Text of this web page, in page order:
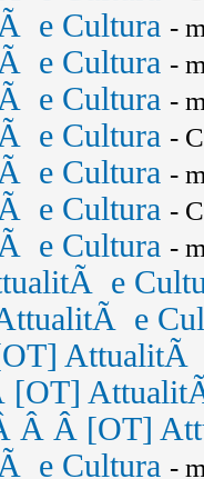
e Cultura -
e Cultura -
e Cultura -
e Cultura -
e Cultura -
e Cultura -
e Cultura -
e
e
AttualitÃ
[OT]
Â Â [OT]
e Cultura -